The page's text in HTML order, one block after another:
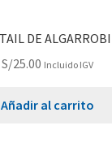
DE
S/25.00 Incluido IGV
Añadir al carrito